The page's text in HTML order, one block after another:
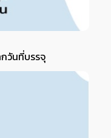
วันที่บรรจุ